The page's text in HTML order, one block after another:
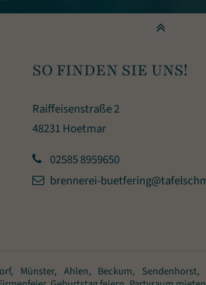
SO FINDEN SIE UNS!
Raiffeisenstraße 2
48231 Hoetmar
02585 8959650
brennerei-
Münster, Ahlen, Beckum,